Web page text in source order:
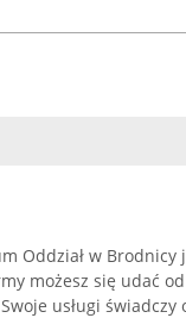
Oddział w
możesz się udać
usługi